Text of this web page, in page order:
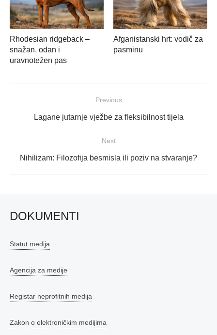
Rhodesian ridgeback –
snažan, odan i
uravnotežen pas
Afganistanski hrt: vodič za
pasminu
objava
Previous
Previous
Lagane jutarnje vježbe za fleksibilnost tijela
Next
Next
Nihilizam: Filozofija besmisla ili poziv na stvaranje?
DOKUMENTI
Statut medija
Agencija za medije
Registar neprofitnih medija
Zakon o elektroničkim medijima